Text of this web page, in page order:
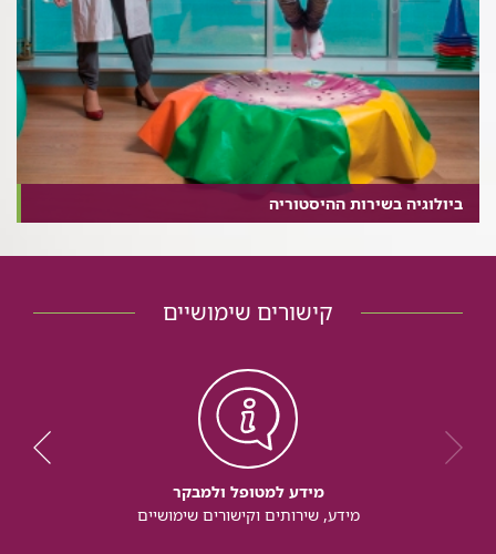
ביולוגיה בשירות ההיסטוריה
קישורים שימושיים
מידע למטופל ולמבקר
מידע, שירותים וקישורים שימושיים